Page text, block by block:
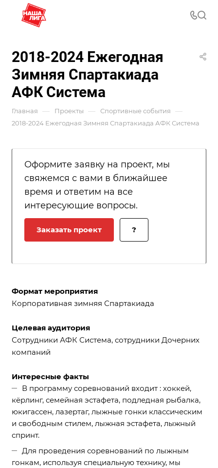
2018-2024 Ежегодная
Зимняя Спартакиада
АФК Система
Главная — Проекты — Спортивные события —
2018-2024 Ежегодная Зимняя Спартакиада АФК Система
Оформите заявку на проект, мы
свяжемся с вами в ближайшее
время и ответим на все
интересующие вопросы.
Заказать проект ?
Формат мероприятия
Корпоративная зимняя Спартакиада
Целевая аудитория
Сотрудники АФК Система, сотрудники Дочерних
компаний
Интересные факты
В программу соревнований входит : хоккей,
кёрлинг, семейная эстафета, подледная рыбалка,
юкигассен, лазертаг, лыжные гонки классическим
и свободным стилем, лыжная эстафета, лыжный
спринт.
Для проведения соревнований по лыжным
гонкам, используя специальную технику, мы